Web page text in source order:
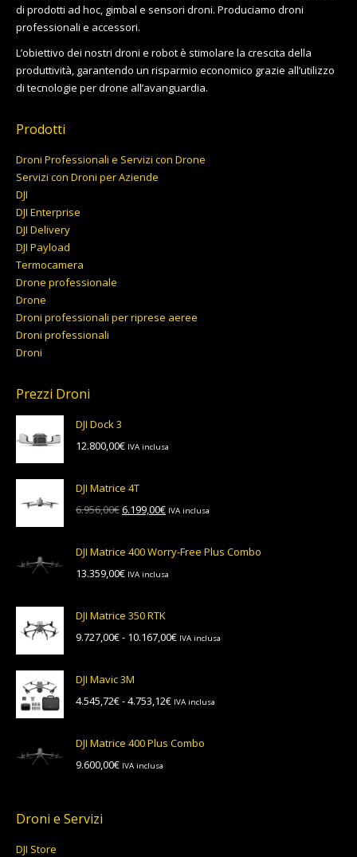
di prodotti ad hoc, gimbal e sensori droni. Produciamo droni
professionali e accessori.
L’obiettivo dei nostri droni e robot è stimolare la crescita della
produttività, garantendo un risparmio economico grazie all’utilizzo
di tecnologie per drone all’avanguardia.
Prodotti
Droni Professionali e Servizi con Drone
Servizi con Droni per Aziende
DJI
DJI Enterprise
DJI Delivery
DJI Payload
Termocamera
Drone professionale
Drone
Droni professionali per riprese aeree
Droni professionali
Droni
Prezzi Droni
DJI Dock 3
12.800,00€ IVA inclusa
DJI Matrice 4T
6.956,00€Il
6.956,00€.
6.199,00€Il
è:
6.199,00€.
IVA inclusa
DJI Matrice 400 Worry-Free Plus Combo
13.359,00€ IVA inclusa
DJI Matrice 350 RTK
9.727,00€- 10.167,00€Fascia
9.727,00€
10.167,00€
IVA inclusa
DJI Mavic 3M
4.545,72€-4.753,12€Fascia
IVA inclusa
DJI Matrice 400 Plus Combo
9.600,00€ IVA inclusa
Droni e Servizi
DJI Store